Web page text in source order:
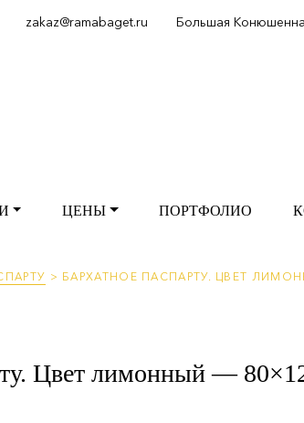
zakaz@ramabaget.ru Большая
ЦЕНЫ ПОРТФОЛИО
> БАРХАТНОЕ ПАСПАРТУ. ЦВЕТ
Цвет лимонный —